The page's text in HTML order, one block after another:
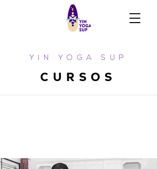
YIN YOGA SUP
CURSOS